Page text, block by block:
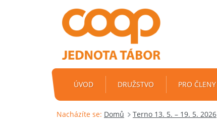
ÚVOD DRUŽSTVO PRO ČLENY
Nacházíte se: Domů Terno 13. 5. – 19. 5. 2026